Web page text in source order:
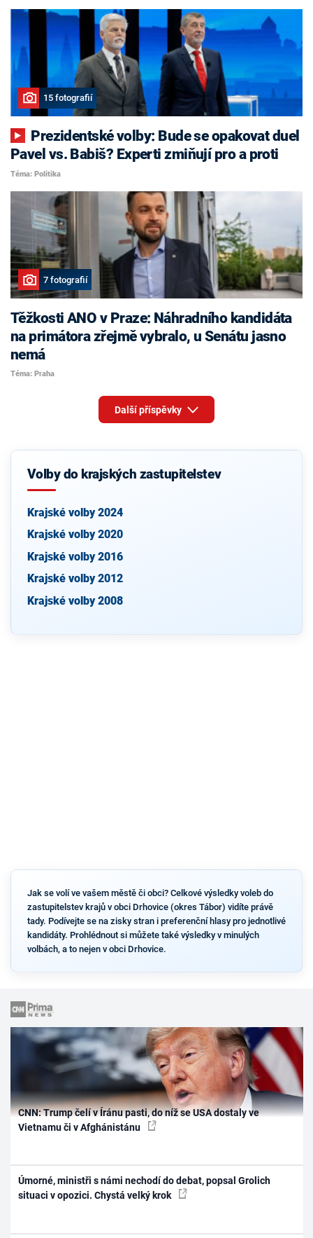
15 fotografií
Pavel vs. Babiš? Experti zmiňují pro a proti
Téma: Politika
7 fotografií
Těžkosti ANO v Praze: Náhradního kandidáta
na primátora zřejmě vybralo, u Senátu jasno
nemá
Téma: Praha
Další příspěvky
Volby do krajských zastupitelstev
Krajské volby 2024
Krajské volby 2020
Krajské volby 2016
Krajské volby 2012
Krajské volby 2008
Jak se volí ve vašem městě či obci? Celkové výsledky voleb do
zastupitelstev krajů v obci Drhovice (okres Tábor) vidíte právě
tady. Podívejte se na zisky stran i preferenční hlasy pro jednotlivé
kandidáty. Prohlédnout si můžete také výsledky v minulých
volbách, a to nejen v obci Drhovice.
CNN: Trump čelí v Íránu pasti, do níž se USA dostaly ve
Vietnamu či v Afghánistánu
Úmorné, ministři s námi nechodí do debat, popsal Grolich
situaci v opozici. Chystá velký krok